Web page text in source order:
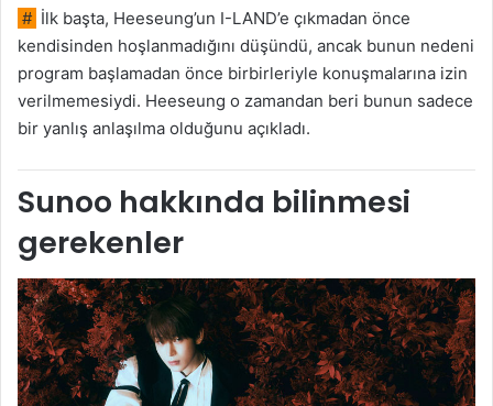
# İlk başta, Heeseung’un I-LAND’e çıkmadan önce
kendisinden hoşlanmadığını düşündü, ancak bunun nedeni
program başlamadan önce birbirleriyle konuşmalarına izin
verilmemesiydi. Heeseung o zamandan beri bunun sadece
bir yanlış anlaşılma olduğunu açıkladı.
Sunoo hakkında bilinmesi
gerekenler